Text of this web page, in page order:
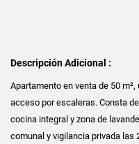
Descripción Adicional :
Apartamento en venta de 50
acceso por escaleras. Consta
cocina integral y zona de
comunal y vigilancia privada las